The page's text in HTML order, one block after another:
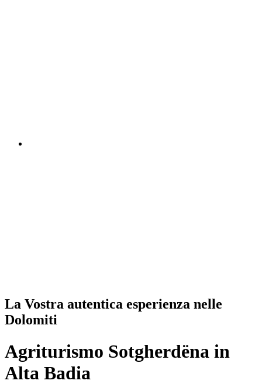
La Vostra autentica esperienza nelle
Dolomiti
Agriturismo Sotgherdëna in
Alta Badia